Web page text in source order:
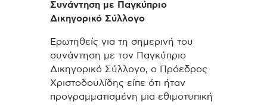
Συνάντηση με Παγκύπριο
Δικηγορικό Σύλλογο
Ερωτηθείς για τη σημερινή του
συνάντηση με τον Παγκύπριο
Δικηγορικό Σύλλογο, ο Πρόεδρος
Χριστοδουλίδης είπε ότι ήταν
προγραμματισμένη μια εθιμοτυπική